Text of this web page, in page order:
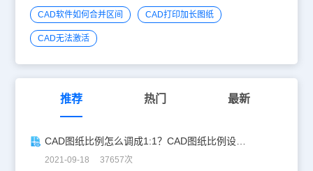
CAD软件如何合并区间 CAD打印加长图纸
CAD无法激活
推荐 热门 最新
CAD图纸比例怎么调成1:1？CAD图纸比例设置教程
2021-09-18 37657次